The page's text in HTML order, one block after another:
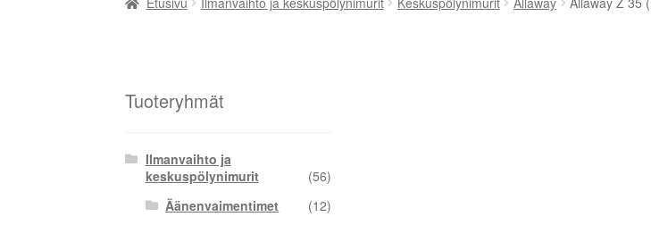
Tuoteryhmät
Ilmanvaihto ja
keskuspölynimurit
(56)
Äänenvaimentimet
(12)